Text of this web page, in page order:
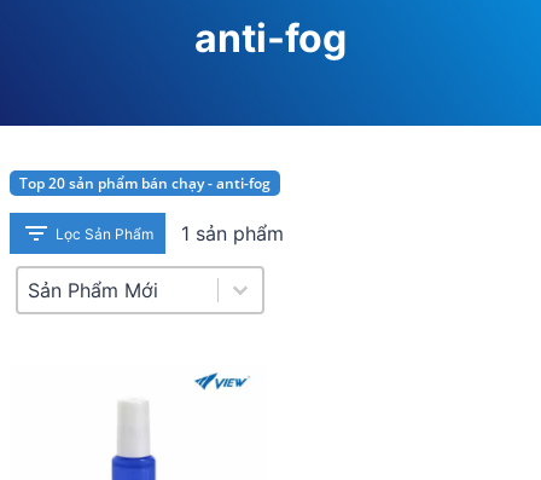
anti-fog
Top 20 sản phẩm bán chạy - anti-fog
Lọc Sản Phẩm 1 sản phẩm
Product Sort
Sort content